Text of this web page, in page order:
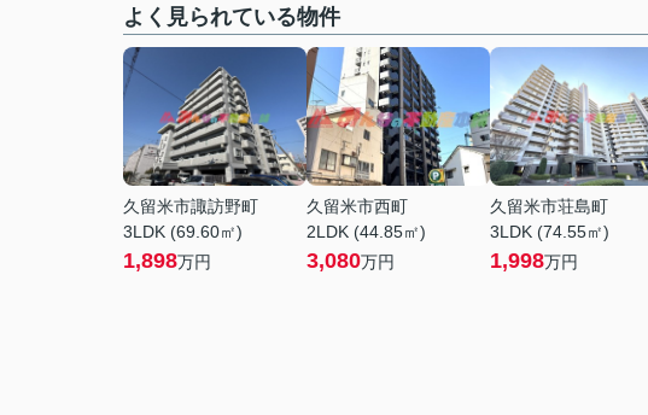
よく見られている物件
久留米市諏訪野町
3LDK (69.60㎡)
1,898万円
久留米市西町
2LDK (44.85㎡)
3,080万円
久留米市荘島町
3LDK (74.55㎡)
1,998万円